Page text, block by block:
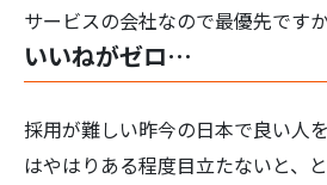
サービスの会社なので最優先ですか
いいねがゼロ…
採用が難しい昨今の日本で良い人
はやはりある程度目立たないと、